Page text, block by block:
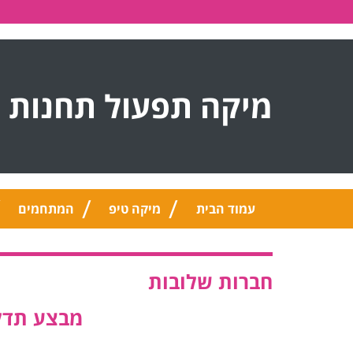
מיקה תפעול
עמוד הבית מיקה טיפ המתחמים
חברות שלובות
‏‏מבצע תדלוק 5-